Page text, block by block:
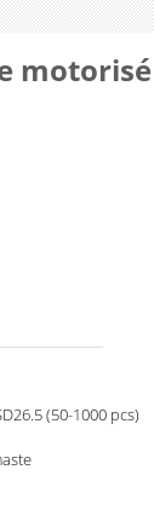
motorisé
(50-1000 pcs)